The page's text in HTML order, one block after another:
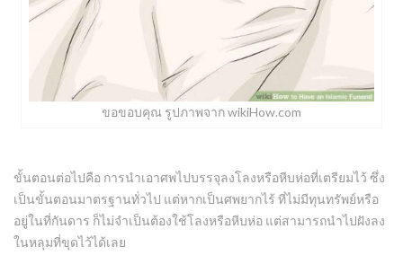
ขอขอบคุณ รูปภาพจาก wikiHow.com
ขั้นตอนต่อไปคือ การนำเอาศพไปบรรจุลงโลงหรือหีบห่อที่เตรียมไว้ ซึ่ง
เป็นขั้นตอนมาตรฐานทั่วไป แต่หากเป็นศพยากไร้ ที่ไม่มีทุนทรัพย์หรือ
อยู่ในที่กันดาร ก็ไม่จำเป็นต้องใช้โลงหรือหีบห่อ แต่สามารถนำไปฝังลง
ในหลุมที่ขุดไว้ได้เลย